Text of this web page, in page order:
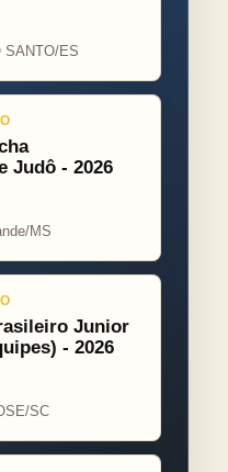
SANTO/ES
Judô - 2026
MS
Junior
- 2026
SC